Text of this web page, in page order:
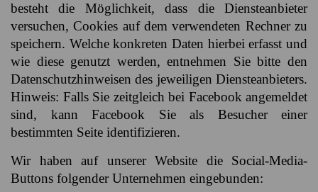
besteht die Möglichkeit, dass die Diensteanbieter
versuchen, Cookies auf dem verwendeten Rechner zu
speichern. Welche konkreten Daten hierbei erfasst und
wie diese genutzt werden, entnehmen Sie bitte den
Datenschutzhinweisen des jeweiligen Diensteanbieters.
Hinweis: Falls Sie zeitgleich bei Facebook angemeldet
sind, kann Facebook Sie als Besucher einer
bestimmten Seite identifizieren.
Wir haben auf unserer Website die Social-Media-
Buttons folgender Unternehmen eingebunden: